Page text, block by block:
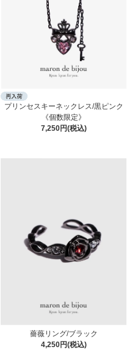
プリンセスキーネックレス/黒ピンク
《個数限定》
7,250円(税込)
薔薇リング/ブラック
4,250円(税込)